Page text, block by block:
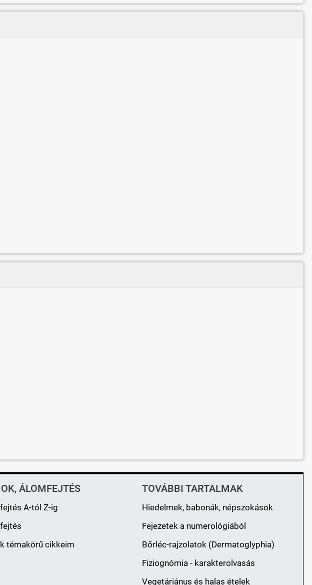
ÁLOMFEJTÉS
A-tól Z-ig
témakörű cikkeim
TOVÁBBI TARTALMAK
Hiedelmek, babonák, népszokások
Fejezetek a numerológiából
Bőrléc-rajzolatok (Dermatoglyphia)
Fiziognómia - karakterolvasás
Vegetáriánus és halas ételek